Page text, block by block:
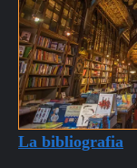
La bibliografia